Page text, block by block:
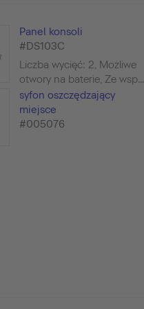
Panel konsoli
#DS103C
Liczba wycięć: 2, Możliwe
otwory na baterie, Ze wsp...
syfon oszczędzający
miejsce
#005076